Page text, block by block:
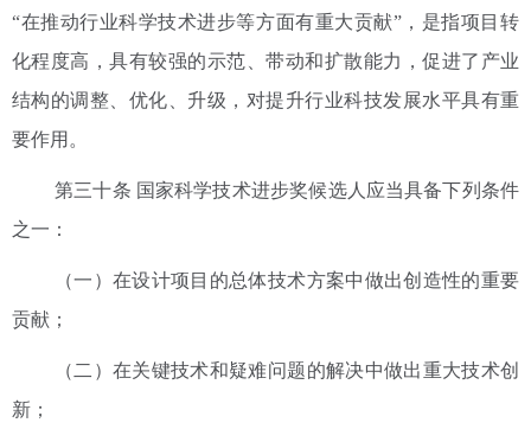
“在推动行业科学技术进步等方面有重大贡献”，是指项目转
化程度高，具有较强的示范、带动和扩散能力，促进了产业
结构的调整、优化、升级，对提升行业科技发展水平具有重
要作用。
第三十条 国家科学技术进步奖候选人应当具备下列条件
之一：
（一）在设计项目的总体技术方案中做出创造性的重要
贡献；
（二）在关键技术和疑难问题的解决中做出重大技术创
新；